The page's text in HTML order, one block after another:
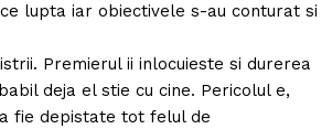
lupta iar obiectivele s-au conturat si
Premierul ii inlocuieste si durerea
deja el stie cu cine. Pericolul e,
fie depistate tot felul de